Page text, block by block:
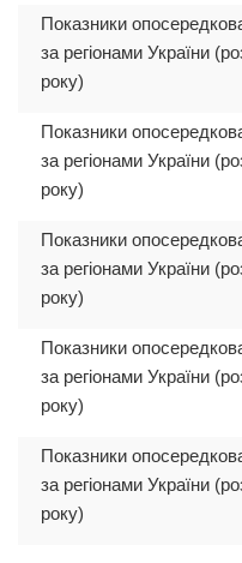
Показники
за регіонами України
року)
Показники
за регіонами України
року)
Показники
за регіонами України
року)
Показники
за регіонами України
року)
Показники
за регіонами України
року)